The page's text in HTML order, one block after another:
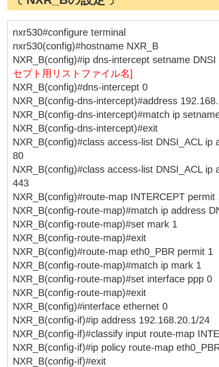
nxr530#configure terminal
nxr530(config)#hostname NXR_B
NXR_B(config)#ip dns-intercept setname
セプト用リストファイル名]
NXR_B(config)#dns-intercept 0
NXR_B(config-dns-intercept)#address
NXR_B(config-dns-intercept)#match ip
NXR_B(config-dns-intercept)#exit
NXR_B(config)#class access-list DNSI_ACL ip
80
NXR_B(config)#class access-list DNSI_ACL ip
443
NXR_B(config)#route-map INTERCEPT permit
NXR_B(config-route-map)#match ip address
NXR_B(config-route-map)#set mark 1
NXR_B(config-route-map)#exit
NXR_B(config)#route-map eth0_PBR permit 1
NXR_B(config-route-map)#match ip mark 1
NXR_B(config-route-map)#set interface ppp 0
NXR_B(config-route-map)#exit
NXR_B(config)#interface ethernet 0
NXR_B(config-if)#ip address 192.168.20.1/24
NXR_B(config-if)#classify input route-map
NXR_B(config-if)#ip policy route-map
NXR_B(config-if)#exit